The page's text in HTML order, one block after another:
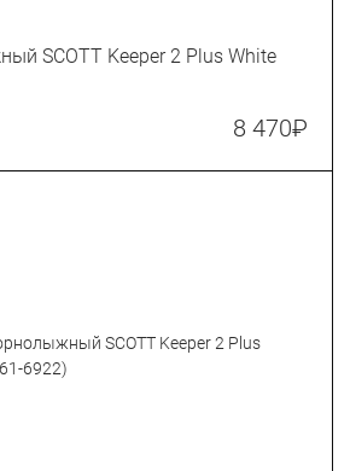
SCOTT Keeper 2 Plus White
8 470₽